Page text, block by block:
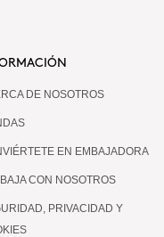
DE NOSOTROS
EN EMBAJADORA
CON NOSOTROS
PRIVACIDAD Y